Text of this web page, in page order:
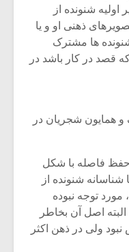
شنونده از
ذهنی او و یا
ها مشترک
قصد در کار باشد در
همایون شجریان در
حفظ فاصله با شکل
شناسانه شنونده از
توجه نبوده
اصل آن بخاطر
ولی در ذهن اکثر